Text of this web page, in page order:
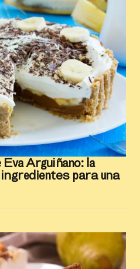
Arguiñano: la
para una